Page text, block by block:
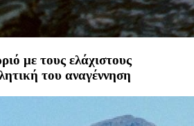
με τους ελάχιστους
του αναγέννηση